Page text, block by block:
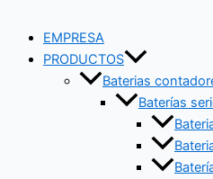
EMPRESA
PRODUCTOS
Baterias
Baterías